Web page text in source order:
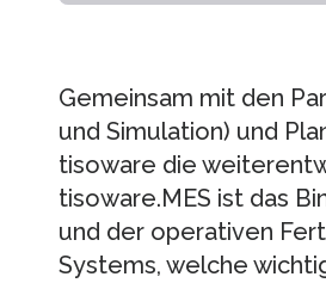
Gemeinsam mit den
und Simulation) und
tisoware die
tisoware.MES ist das
und der operativen
Systems, welche